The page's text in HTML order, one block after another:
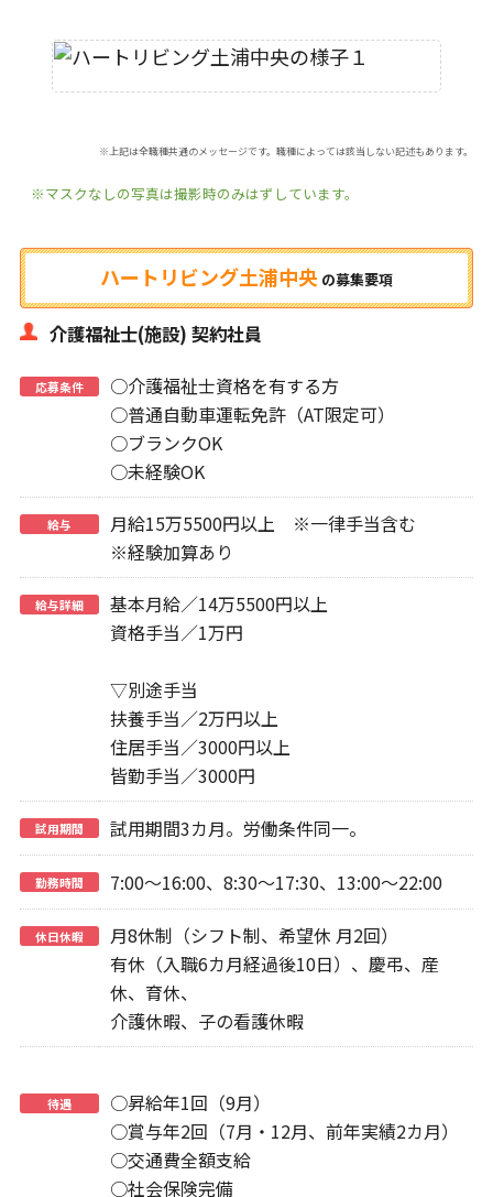
※上記は全職種共通のメッセージです。職種によっては該当しない記述もあります。
※マスクなしの写真は撮影時のみはずしています。
ハートリビング土浦中央 の募集要項
介護福祉士(施設) 契約社員
応募条件
○介護福祉士資格を有する方
○普通自動車運転免許（AT限定可）
○ブランクOK
○未経験OK
給与
月給15万5500円以上 ※一律手当含む
※経験加算あり
給与詳細
基本月給／14万5500円以上
資格手当／1万円
▽別途手当
扶養手当／2万円以上
住居手当／3000円以上
皆勤手当／3000円
試用期間 試用期間3カ月。労働条件同一。
勤務時間 7:00～16:00、8:30～17:30、13:00～22:00
休日休暇
月8休制（シフト制、希望休 月2回）
有休（入職6カ月経過後10日）、慶弔、産
休、育休、
介護休暇、子の看護休暇
待遇
○昇給年1回（9月）
○賞与年2回（7月・12月、前年実績2カ月）
○交通費全額支給
○社会保険完備